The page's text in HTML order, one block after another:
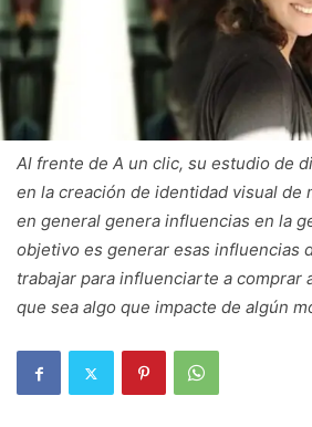
Al frente de A un clic, su estudio de
en la creación de identidad visual de
en general genera influencias en la
objetivo es generar esas influencias
trabajar para influenciarte a comprar
que sea algo que impacte de algún